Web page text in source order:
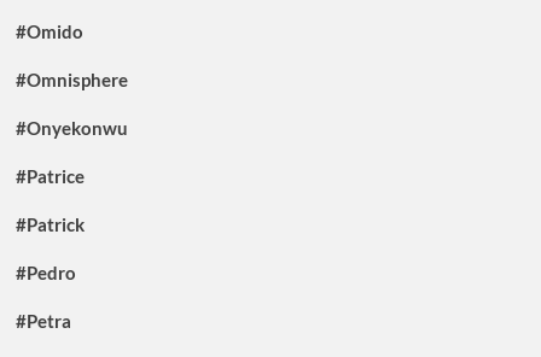
#Omido
#Omnisphere
#Onyekonwu
#Patrice
#Patrick
#Pedro
#Petra